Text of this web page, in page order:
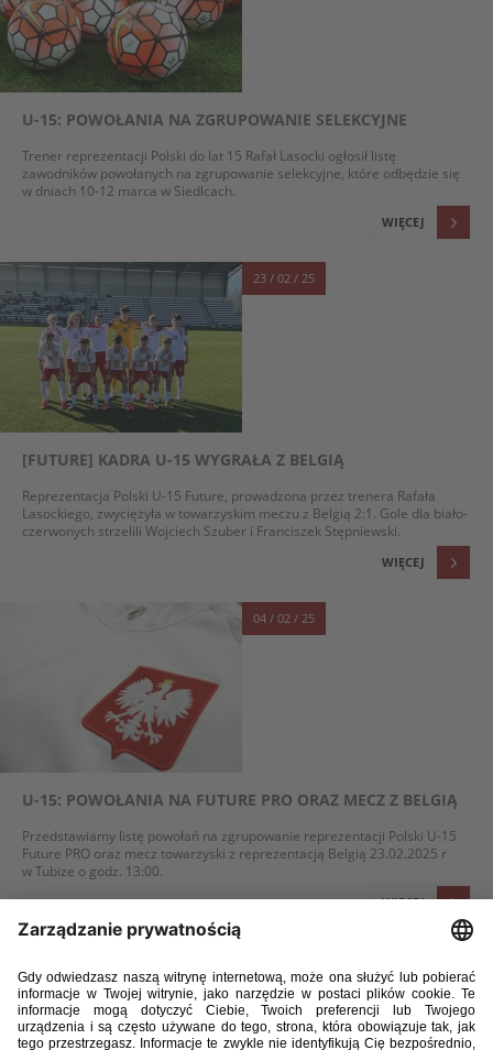
U-15: POWOŁANIA NA ZGRUPOWANIE SELEKCYJNE
Trener reprezentacji Polski do lat 15 Rafał Lasocki ogłosił listę
zawodników powołanych na zgrupowanie selekcyjne, które odbędzie się
w dniach 10-12 marca w Siedlcach.
WIĘCEJ
23 / 02 / 25
[FUTURE] KADRA U-15 WYGRAŁA Z BELGIĄ
Reprezentacja Polski U-15 Future, prowadzona przez trenera Rafała
Lasockiego, zwyciężyła w towarzyskim meczu z Belgią 2:1. Gole dla biało-
czerwonych strzelili Wojciech Szuber i Franciszek Stępniewski.
WIĘCEJ
04 / 02 / 25
U-15: POWOŁANIA NA FUTURE PRO ORAZ MECZ Z BELGIĄ
Przedstawiamy listę powołań na zgrupowanie reprezentacji Polski U-15
Future PRO oraz mecz towarzyski z reprezentacją Belgią 23.02.2025 r
w Tubize o godz. 13:00.
WIĘCEJ